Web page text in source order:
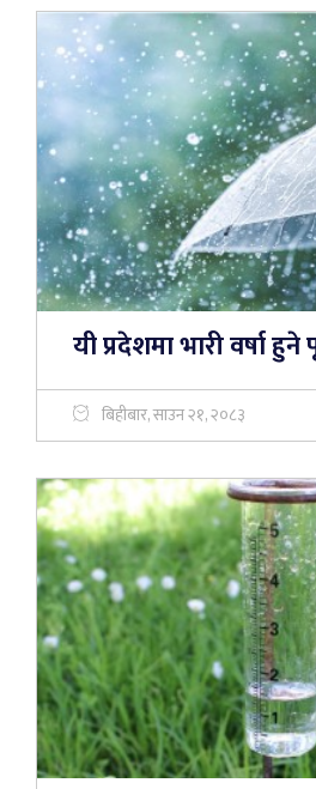
यी प्रदेशमा भारी वर्षा हुने
बिहीबार, साउन २१, २०८३